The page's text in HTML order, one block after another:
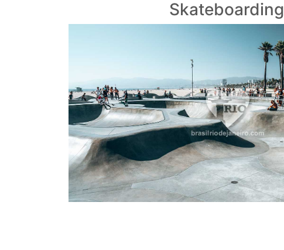
Skateboarding